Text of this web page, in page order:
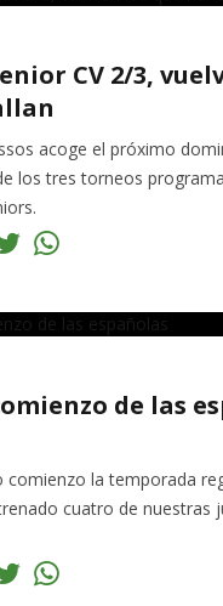
CV 2/3,
acoge el próximo
los tres torneos
de las
comienzo la temporada
cuatro de nuestras